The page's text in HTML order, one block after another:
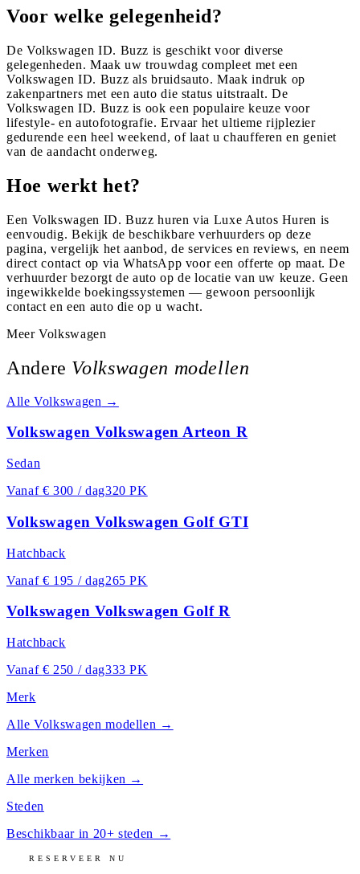
Voor welke gelegenheid?
De Volkswagen ID. Buzz is geschikt voor diverse
gelegenheden. Maak uw trouwdag compleet met een
Volkswagen ID. Buzz als bruidsauto. Maak indruk op
zakenpartners met een auto die status uitstraalt. De
Volkswagen ID. Buzz is ook een populaire keuze voor
lifestyle- en autofotografie. Ervaar het ultieme rijplezier
gedurende een heel weekend, of laat u chaufferen en geniet
van de aandacht onderweg.
Hoe werkt het?
Een Volkswagen ID. Buzz huren via Luxe Autos Huren is
eenvoudig. Bekijk de beschikbare verhuurders op deze
pagina, vergelijk het aanbod, de services en reviews, en neem
direct contact op via WhatsApp voor een offerte op maat. De
verhuurder bezorgt de auto op de locatie van uw keuze. Geen
ingewikkelde boekingssystemen — gewoon persoonlijk
contact en een auto die op u wacht.
MeerVolkswagen
Andere Volkswagen modellen
AlleVolkswagen →
Volkswagen Volkswagen Arteon R
Sedan
Vanaf € 300 / dag320 PK
Volkswagen Volkswagen Golf GTI
Hatchback
Vanaf € 195 / dag265 PK
Volkswagen Volkswagen Golf R
Hatchback
Vanaf € 250 / dag333 PK
Merk
AlleVolkswagen modellen →
Merken
Alle merken bekijken →
Steden
Beschikbaar in 20+ steden →
RESERVEER NU